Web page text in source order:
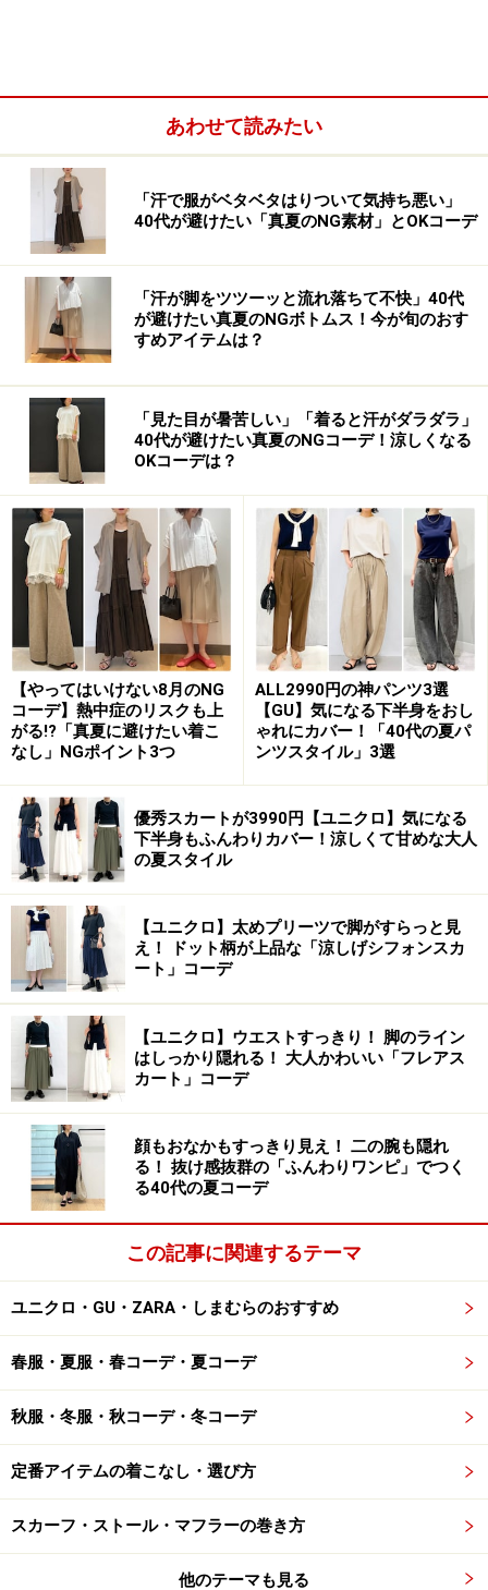
顔を明るく見せてくれるので◎。食べ過ぎてしまって
も、ウエストまわりが自然とカバーされるので安心です
ね。
2. 大人かわいい！「パールボタンのカーデ
＆フリルブラウス」の甘めコーデ
女子会だからこそ甘めテイストで思い切り楽しむのも◎ 出
典：WEAR
スに大きめのパールボタンがかわいいグレーのニットカ
ーディガン。足もとには、今年のトレンドでもあるリボ
ンモチーフがついたシルバーのシューズを合わせていま
す。
バッグやデニムのブルーと、グレーやシルバーは寒色系
で相性がいいので、まとまりがよくすっきり見えるのも
高ポイント。職場などではなかなか着る機会のない、甘
めモチーフやデニムなどの好きなアイテムを楽しめるの
も、女子会コーデならではですよね。
3. 思わず目を引く！「鮮やかな色のカーデ
ィガン」で顔映りも明るく
て 出典：WEAR
写真 はシンプルなライトグレーのニットワンピースに、
きれいな赤のカーディガンを合わせた着こなし。鮮やか
なカラーが目を引くのはもちろん、ハリのある素材とゴ
ールドのボタンも華やかな雰囲気で、ホリデーシーズン
にもぴったりです。
明るいカラーを上半身に合わせると、顔色まで明るく元
気な印象に見せてくれるのもうれしいポイント。足もと
あわせて読みたい
「汗で服がベタベタはりついて気持ち悪い」
40代が避けたい「真夏のNG素材」とOKコーデ
「汗が脚をツツーッと流れ落ちて不快」40代
が避けたい真夏のNGボトムス！今が旬のおす
すめアイテムは？
「見た目が暑苦しい」「着ると汗がダラダラ」
40代が避けたい真夏のNGコーデ！涼しくなる
OKコーデは？
【やってはいけない8月のNG
コーデ】熱中症のリスクも上
がる!?「真夏に避けたい着こ
なし」NGポイント3つ
ALL2990円の神パンツ3選
【GU】気になる下半身をおし
ゃれにカバー！「40代の夏パ
ンツスタイル」3選
優秀スカートが3990円【ユニクロ】気になる
下半身もふんわりカバー！涼しくて甘めな大人
の夏スタイル
【ユニクロ】太めプリーツで脚がすらっと見
え！ ドット柄が上品な「涼しげシフォンスカ
ート」コーデ
【ユニクロ】ウエストすっきり！ 脚のライン
はしっかり隠れる！ 大人かわいい「フレアス
カート」コーデ
顔もおなかもすっきり見え！ 二の腕も隠れ
る！ 抜け感抜群の「ふんわりワンピ」でつく
る40代の夏コーデ
この記事に関連するテーマ
ユニクロ・GU・ZARA・しまむらのおすすめ
春服・夏服・春コーデ・夏コーデ
秋服・冬服・秋コーデ・冬コーデ
定番アイテムの着こなし・選び方
スカーフ・ストール・マフラーの巻き方
他のテーマも見る